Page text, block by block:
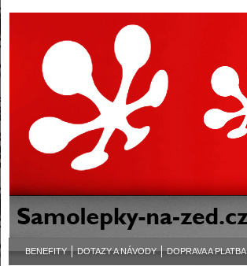
BENEFITY DOTAZY A NÁVODY DOPRAVA A PLATBA